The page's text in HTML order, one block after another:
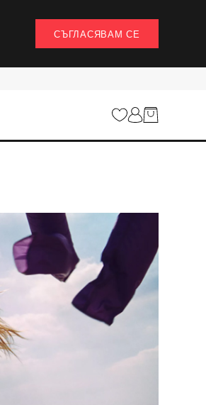
СЪГЛАСЯВАМ СЕ